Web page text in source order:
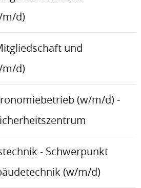
m/d)
und
m/d)
(w/m/d) -
- Schwerpunkt
(w/m/d)